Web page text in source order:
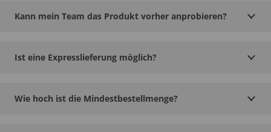
Kann mein Team das Produkt vorher anprobieren?
Ist eine Expresslieferung möglich?
Wie hoch ist die Mindestbestellmenge?